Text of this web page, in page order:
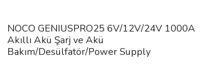
NOCO GENIUSPRO25 6V/12V/24V 1000A
Akıllı Akü Şarj ve Akü
Bakım/Desülfatör/Power Supply